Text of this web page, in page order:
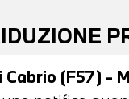
-
-
Cabrio (F57) -